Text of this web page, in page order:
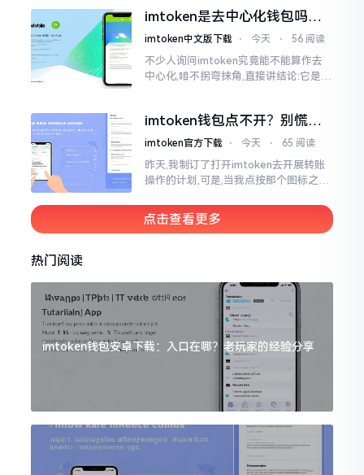
呢拼写方面却少了一个字母
imtoken是去中心化钱包吗？
看完这篇不踩坑
imtoken中文版下载 ⋅ 今天 ⋅ 56 阅读
不少人询问imtoken究竟能不能算作去
中心化,咱不拐弯抹角,直接讲结论:它是一
imtoken钱包点不开？别慌，
试试这几招
imtoken官方下载 ⋅ 今天 ⋅ 65 阅读
昨天,我制订了打开imtoken去开展转账
操作的计划,可是,当我点按那个图标之后,
时间都木有一丁点反应。我不住地点击
点击查看更多
热门阅读
imtoken钱包安卓下载：入口在哪？老玩家的经验分享